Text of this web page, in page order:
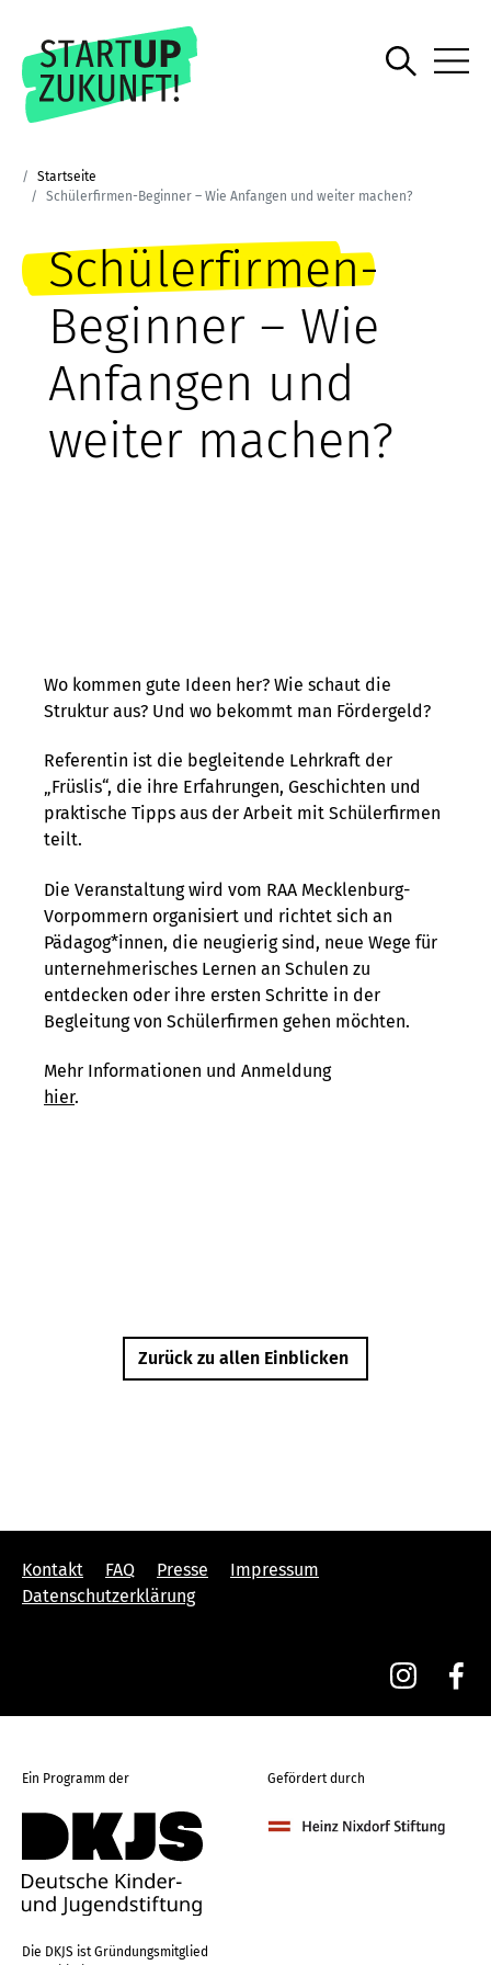
Startseite
Schülerfirmen-Beginner – Wie Anfangen und weiter machen?
Schülerfirmen-
Beginner – Wie
Anfangen und
weiter machen?
Wo kommen gute Ideen her? Wie schaut die
Struktur aus? Und wo bekommt man Fördergeld?
Referentin ist die begleitende Lehrkraft der
„Früslis“, die ihre Erfahrungen, Geschichten und
praktische Tipps aus der Arbeit mit Schülerfirmen
teilt.
Die Veranstaltung wird vom RAA Mecklenburg-
Vorpommern organisiert und richtet sich an
Pädagog*innen, die neugierig sind, neue Wege für
unternehmerisches Lernen an Schulen zu
entdecken oder ihre ersten Schritte in der
Begleitung von Schülerfirmen gehen möchten.
Mehr Informationen und Anmeldung
hier.
Zurück zu allen Einblicken
Kontakt FAQ Presse
Impressum
Datenschutzerklärung
Ein Programm der Gefördert durch
Die DKJS ist Gründungsmitglied